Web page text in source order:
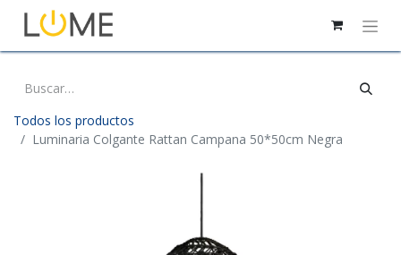
Todos los productos
Luminaria Colgante Rattan Campana 50*50cm Negra